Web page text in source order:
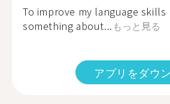
To improve my language
something about... もっと見る
アプリをダウ